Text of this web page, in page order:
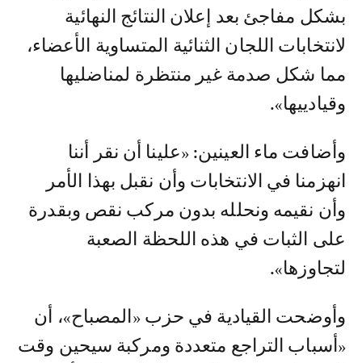
بشكل مفاجئ بعد إعلان النتائج النهائية
لانتخابات اللجان الثنائية المتساوية الأعضاء،
مما شكل صدمة غير منتظرة لمناضليها
وقيادييها».
وأضافت ماء العينين: «علينا أن نقر أننا
انهزمنا في الانتخابات وأن نقبل بهذا الأمر
وأن نقيمه ونحلله بدون مركب نقص وبقدرة
على الثبات في هذه اللحظة الصعبة
لتجاوزها».
وأوضحت القيادية في حزب «المصباح»، أن
«أسباب التراجع متعددة ومركبة سيحين وقت